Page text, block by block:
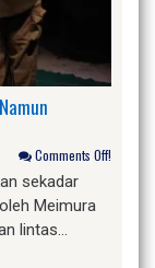
Comments Off!
sekadar
Meimura
lintas…